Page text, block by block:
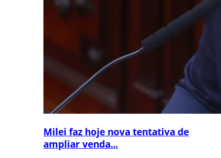
Milei faz hoje nova tentativa de
ampliar venda...